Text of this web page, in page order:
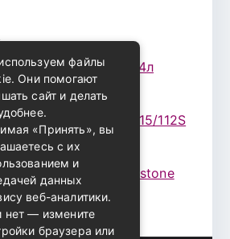
к записи
ZIC X7 (A+) 10W30 4л
к записи
Nokian Rotiva HT 115/112S
к записи Bridgestone
файлы
Они помогают
сайт и делать
«Принять», вы
с их
и
данных
веб-аналитики.
нет — измените
браузера или